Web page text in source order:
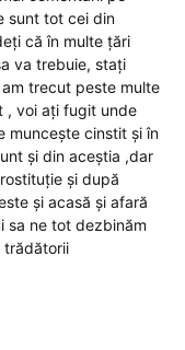
sunt tot cei din
că în multe țări
va trebuie, stați
trecut peste multe
, voi ați fugit unde
muncește cinstit și în
și din aceștia ,dar
și după
și acasă și afară
sa ne tot dezbinăm
trădătorii